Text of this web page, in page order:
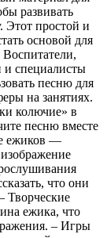
развивать
Этот простой и
основой для
и специалисты
песню для
на занятиях.
колючие» в
песню вместе
ежиков —
что они
Творческие
ежика, что
– Игры